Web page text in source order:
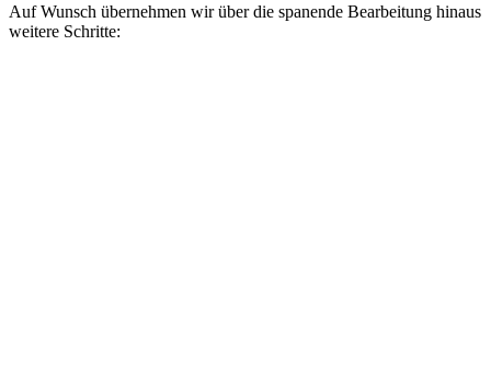
Auf Wunsch übernehmen wir über die spanende Bearbeitung hinaus
weitere Schritte: